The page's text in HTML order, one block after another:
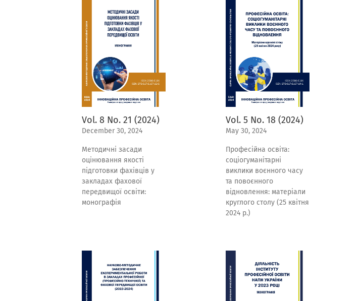
Vol. 8 No. 21 (2024)
December 30, 2024
Методичні засади
оцінювання якості
підготовки фахівців у
закладах фахової
передвищої освіти:
монографія
Vol. 5 No. 18 (2024)
May 30, 2024
Професійна освіта:
соціогуманітарні
виклики воєнного часу
та повоєнного
відновлення: матеріали
круглого столу (25 квітня
2024 р.)